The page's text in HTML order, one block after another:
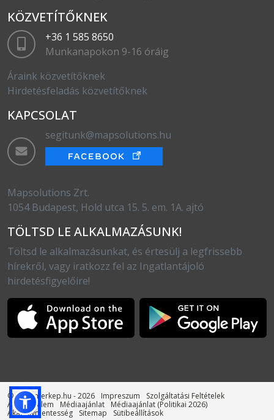
KÖZVETÍTŐKNEK
+36 1 585 8650
Munkanapokon 9-16 óráig
Áraink közvetítőknek
Hirdetésfeladás közvetítőknek
KAPCSOLAT
segitunk@mapsolutions.hu
Mapsolutions Zrt.
1054 Budapest, Hold utca 15. 5. em. 1A. ajtó
TÖLTSD LE ALKALMAZÁSUNK!
Töltsd le alkalmazásunkat, és értesülj a legfrissebb
hírekről, vagy iratkozz fel az Ingatlantájoló
hirdetésfigyelőire!
© otthonterkep.hu - 2026 Impreszum
Szolgáltatási Feltételek
Adatvédelem
Médiaajánlat
Médiaajánlat (Politikai 2026)
Akadálymentesség
Sitemap Sütibeállítások